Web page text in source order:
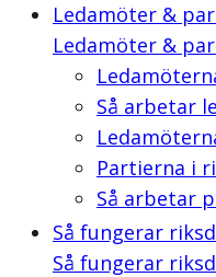
Ledamöter &
Ledamöter &
Så arbetar
Partierna i
Så arbetar
Så fungerar
Så fungerar